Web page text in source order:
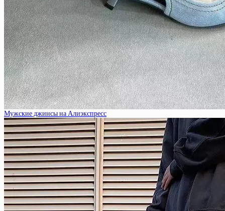
Мужские джинсы на Алиэкспресс